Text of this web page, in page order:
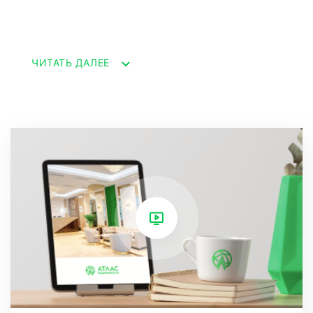
вкусов.
жилой комплекс "Дом на Парковой".Площадь:
Просторная планировка с мастер
спальней.Кухня-гостиная: Современная кухня,
объединенная с уютной гостиной, создает
идеальное пространство для семейных
посиделок и приемов гостей.Санузел:
Стильный и функциональный совмещенный
ЧИТАТЬ ДАЛЕЕ